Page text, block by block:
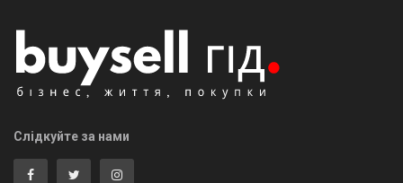
Слідкуйте за нами